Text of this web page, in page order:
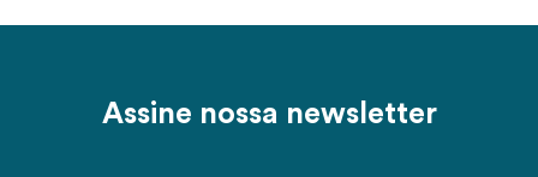
Assine nossa newsletter